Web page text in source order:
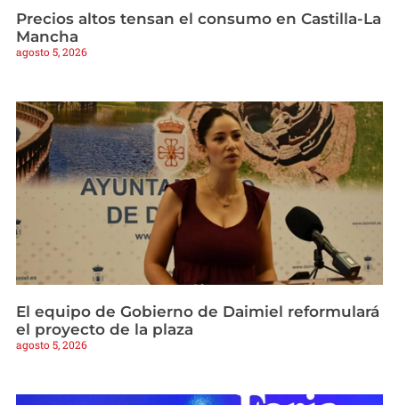
Precios altos tensan el consumo en Castilla-La
Mancha
agosto 5, 2026
El equipo de Gobierno de Daimiel reformulará
el proyecto de la plaza
agosto 5, 2026